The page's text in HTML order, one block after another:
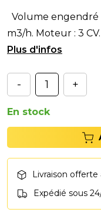
Volume engendré
m3/h. Moteur : 3
compresseur avec cy
- +
En stock
Livraison
Expédié sous